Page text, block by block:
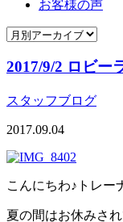
お客様の声
2017/9/2 ロビー
スタッフブログ
2017.09.04
こんにちわ♪トレー
夏の間はお休みさ